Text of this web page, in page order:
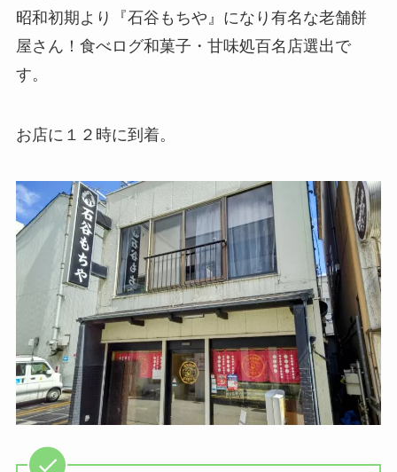
昭和初期より『石谷もちや』になり有名な老舗餅
屋さん！食べログ和菓子・甘味処百名店選出で
す。
お店に１２時に到着。